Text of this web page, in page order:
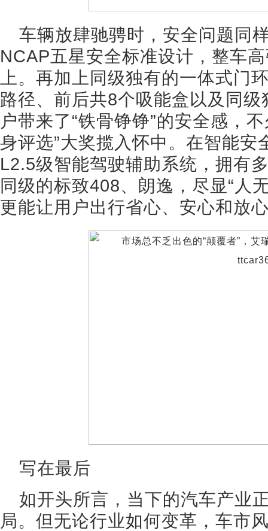
车辆放肆驰骋时，安全问题同
NCAP五星安全标准设计，整车
上。再加上同级独有的一体式门
路径、前后共8个吸能盒以及同
户带来了“铁骨铮铮”的安全感，
身评选”大奖揽入怀中。在智能安
L2.5级智能驾驶辅助系统，拥有
同级的标致408、朗逸，尽显“人
更能让用户出行省心、安心和放
写在最后
如开头所言，当下的汽车产业
局。但无论行业如何变革，车市